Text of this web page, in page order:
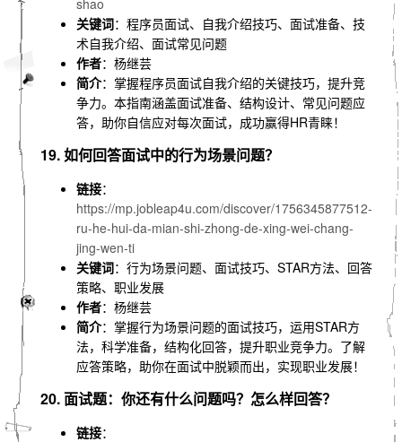
shao
关键词：程序员面试、自我介绍技巧、面试准备、技
术自我介绍、面试常见问题
作者：杨继芸
简介：掌握程序员面试自我介绍的关键技巧，提升竞
争力。本指南涵盖面试准备、结构设计、常见问题应
答，助你自信应对每次面试，成功赢得HR青睐！
19. 如何回答面试中的行为场景问题？
链接：
https://mp.jobleap4u.com/discover/1756345877512-
ru-he-hui-da-mian-shi-zhong-de-xing-wei-chang-
jing-wen-ti
关键词：行为场景问题、面试技巧、STAR方法、回答
策略、职业发展
作者：杨继芸
简介：掌握行为场景问题的面试技巧，运用STAR方
法，科学准备，结构化回答，提升职业竞争力。了解
应答策略，助你在面试中脱颖而出，实现职业发展！
20. 面试题：你还有什么问题吗？怎么样回答？
链接：